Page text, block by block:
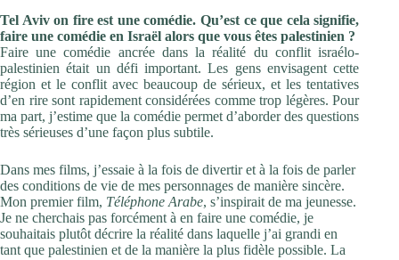
Tel Aviv on fire est une comédie. Qu’est ce que cela signifie,
faire une comédie en Israël alors que vous êtes palestinien ?
Faire une comédie ancrée dans la réalité du conflit israélo-
palestinien était un défi important. Les gens envisagent cette
région et le conflit avec beaucoup de sérieux, et les tentatives
d’en rire sont rapidement considérées comme trop légères. Pour
ma part, j’estime que la comédie permet d’aborder des questions
très sérieuses d’une façon plus subtile.
Dans mes films, j’essaie à la fois de divertir et à la fois de parler
des conditions de vie de mes personnages de manière sincère.
Mon premier film, Téléphone Arabe, s’inspirait de ma jeunesse.
Je ne cherchais pas forcément à en faire une comédie, je
souhaitais plutôt décrire la réalité dans laquelle j’ai grandi en
tant que palestinien et de la manière la plus fidèle possible. La